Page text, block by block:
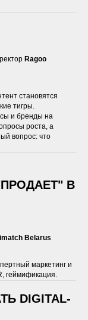
Ragoo
становятся
тигры.
и бренды на
роста, а
вопрос: что
В
Belarus
маркетинг и
геймификация.
DIGITAL-